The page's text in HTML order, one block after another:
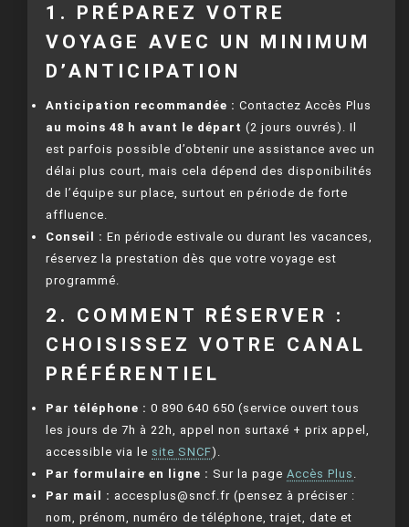
1. PRÉPAREZ VOTRE
VOYAGE AVEC UN MINIMUM
D’ANTICIPATION
Anticipation recommandée : Contactez Accès Plus
au moins 48 h avant le départ (2 jours ouvrés). Il
est parfois possible d’obtenir une assistance avec un
délai plus court, mais cela dépend des disponibilités
de l’équipe sur place, surtout en période de forte
affluence.
Conseil : En période estivale ou durant les vacances,
réservez la prestation dès que votre voyage est
programmé.
2. COMMENT RÉSERVER :
CHOISISSEZ VOTRE CANAL
PRÉFÉRENTIEL
Par téléphone : 0 890 640 650 (service ouvert tous
les jours de 7h à 22h, appel non surtaxé + prix appel,
accessible via le site SNCF).
Par formulaire en ligne : Sur la page Accès Plus
Par mail : accesplus@sncf.fr (pensez à préciser :
nom, prénom, numéro de téléphone, trajet, date et